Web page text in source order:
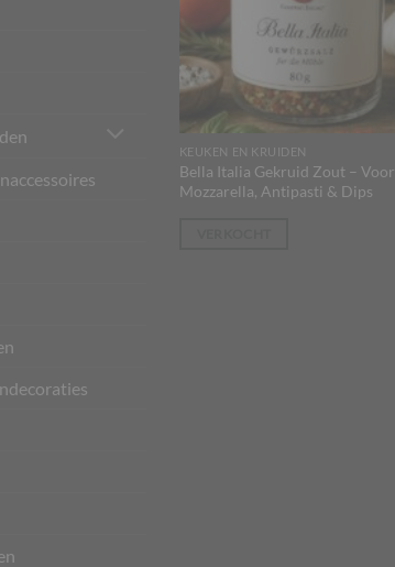
KEUKEN EN KRUIDEN
Bella Italia Gekruid Zout – Voor
Mozzarella, Antipasti & Dips